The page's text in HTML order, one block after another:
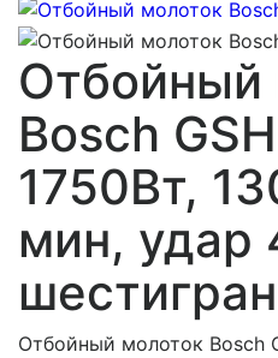
Отбойный
Bosch
1750Вт,
мин,
Отбойный молоток Bosch